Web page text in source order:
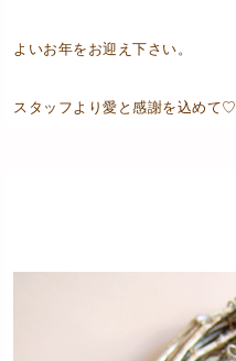
よいお年をお迎え下さい。
スタッフより愛と感謝を込めて♡